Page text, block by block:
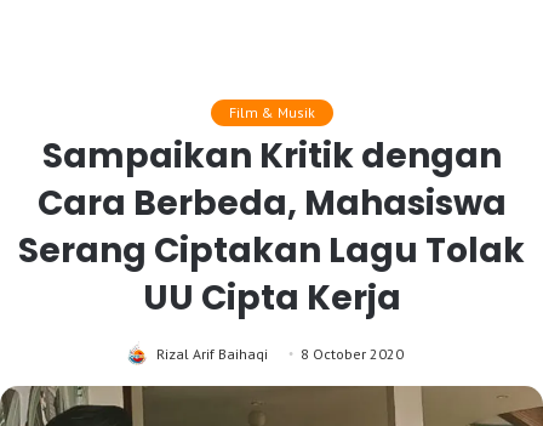
Film & Musik
Sampaikan Kritik dengan
Cara Berbeda, Mahasiswa
Serang Ciptakan Lagu Tolak
UU Cipta Kerja
Rizal Arif Baihaqi 8 October 2020